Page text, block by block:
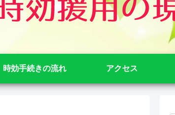
時効手続きの流れ アクセス